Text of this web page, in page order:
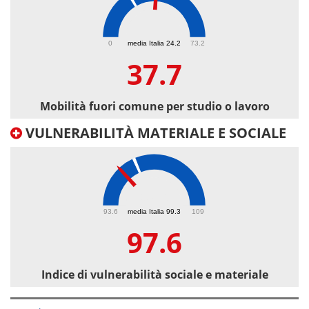
media Italia 24.2
0 73.2
37.7
Mobilità fuori comune per studio o lavoro
VULNERABILITÀ MATERIALE E SOCIALE
media Italia 99.3
93.6 109
97.6
Indice di vulnerabilità sociale e materiale